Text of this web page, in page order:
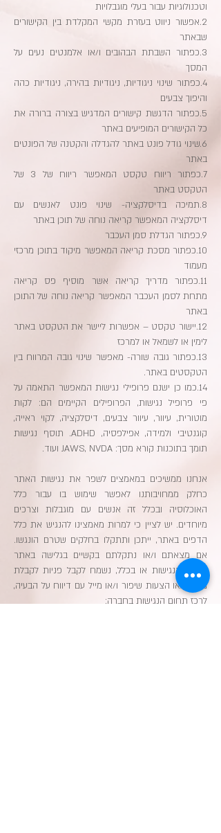
וטכנולוגיות עבור בעלי מוגבלויות
2.אפשור ניווט בעזרת מקשי המקלדת בין הקישורים
שבאתר
3.כפתור השבתת הבהובים ו/או אלמנטים נעים על
המסך
4.כפתור שינוי ניגודיות, ניגודיות בהירה, ניגודיות כהה
והיפוך צבעים
5.כפתור הדגשת קישורים המדגיש בצורה ברורה את
כל הקישורים המופיעים באתר
6.שינוי גודל פונט באתר להגדלה והקטנה של הפונטים
באתר
7.כפתור ריווח טקסט המאפשר ריווח של 3 של
הטקסט באתר
8.תמיכה בדיסלקציה- שינוי פונט לאנשים עם
דיסלקציה המאפשר קריאה נוחה של תוכן באתר
9.כפתור הגדלת סמן העכבר
10.כפתור מסכת קריאה המאפשר מיקוד בתוכן מרכזי
מעמוד
11.כפתור מדריך קריאה אשר מוסיף פס קריאה
מתחת לסמן העכבר המאפשר קריאה נוחה של התוכן
באתר
12.יישור טקסט – אפשרות ליישר את הטקסט באתר
לימין או לשמאל או למרכז
13.כפתור גובה שורה- מאפשר שינוי גובה המרווח בין
הטקסטים באתר.
14.כמו כן ישנם פרופילי נגישות המאפשר התאמה על
פי פרופיל נגישות, הפרופילים הקיימים הם: לקות
מוטורית, עיוור, עיוור צבעים, דיסלקציה, לקוי ראייה,
קוגנטיבי ולמידה, אפילפסיה, ADHD.
תוסף נגישות
תומך בתוכנות קורא מסך: JAWS, NVDA ועוד.
אנחנו ממשיכים במאמצים לשפר את נגישות האתר
כחלק ממחויבותנו לאפשר שימוש בו עבור כלל
האוכלוסיה ובכלל זה אנשים עם מוגבלות וצרכים
מיוחדים. יש לציין כי למרות מאמצינו להנגיש את כלל
הדפים באתר, ייתכן ותתקלו בחלקים שטרם הונגשו.
אם מצאתם ו/או נתקלתם בקשיים בגלישה באתר
בנושא הנגישות או בכלל, נשמח לקבל פניות לקבלת
מידע ו/או הצעות שיפור ו/או מייל עם דיווח על הבעיה,
לרכז תחום הנגישות בחברה: